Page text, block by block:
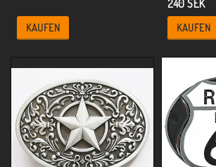
KAUFEN
240 SEK
KAUFEN